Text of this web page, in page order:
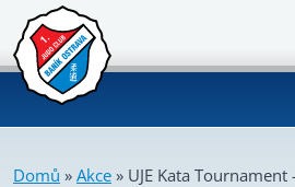
Domů » Akce » UJE Kata